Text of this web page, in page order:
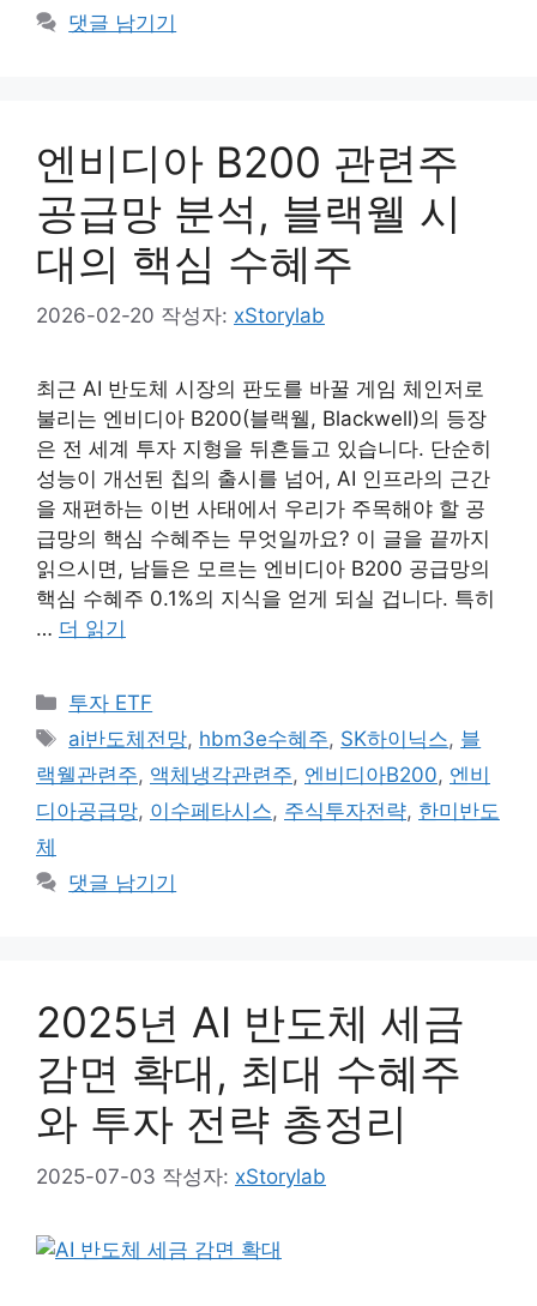
댓글 남기기
엔비디아 B200 관련주
공급망 분석, 블랙웰 시
대의 핵심 수혜주
2026-02-20 작성자: xStorylab
최근 AI 반도체 시장의 판도를 바꿀 게임 체인저로
불리는 엔비디아 B200(블랙웰, Blackwell)의 등장
은 전 세계 투자 지형을 뒤흔들고 있습니다. 단순히
성능이 개선된 칩의 출시를 넘어, AI 인프라의 근간
을 재편하는 이번 사태에서 우리가 주목해야 할 공
급망의 핵심 수혜주는 무엇일까요? 이 글을 끝까지
읽으시면, 남들은 모르는 엔비디아 B200 공급망의
핵심 수혜주 0.1%의 지식을 얻게 되실 겁니다. 특히
… 더 읽기
카
테
리
투자 ETF
태
그
ai반도체전망, hbm3e수혜주, SK하이닉스, 블
랙웰관련주, 액체냉각관련주, 엔비디아B200, 엔비
디아공급망, 이수페타시스, 주식투자전략, 한미반도
체
댓글 남기기
2025년 AI 반도체 세금
감면 확대, 최대 수혜주
와 투자 전략 총정리
2025-07-03 작성자: xStorylab